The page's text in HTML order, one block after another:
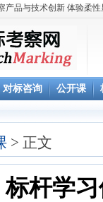
产品与技术创新 体验柔
理”六项课程体系
阿里巴巴西溪访客中心预约
导力课程
考察公开课学习计划
对标咨询 公开课
> 正文
标杆学